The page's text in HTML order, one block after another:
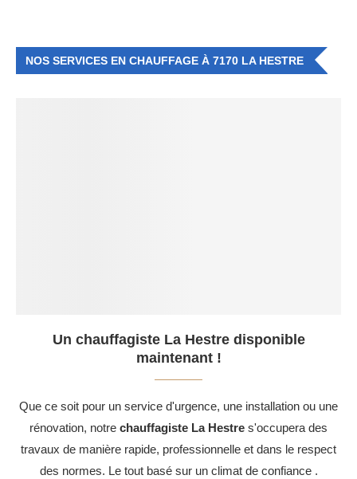
NOS SERVICES EN CHAUFFAGE À 7170 LA HESTRE
Un chauffagiste La Hestre disponible
maintenant !
Que ce soit pour un service d'urgence, une installation ou une
rénovation, notre chauffagiste La Hestre s'occupera des
travaux de manière rapide, professionnelle et dans le respect
des normes. Le tout basé sur un climat de confiance .